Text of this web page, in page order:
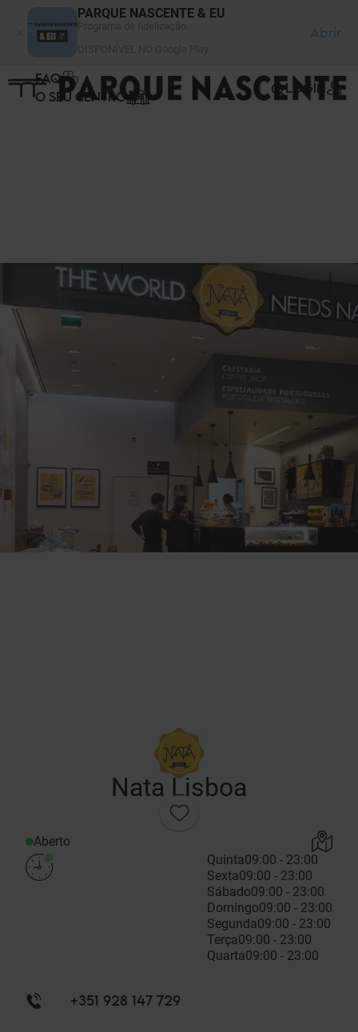
PARQUE NASCENTE & EU
Abrir
FAQ
O SEU CENTRO
LOGIN
Nata Lisboa
Aberto
Quinta09:00 - 23:00
Sexta09:00 - 23:00
Sábado09:00 - 23:00
Domingo09:00 - 23:00
Segunda09:00 - 23:00
Terça09:00 - 23:00
Quarta09:00 - 23:00
+351 928 147 729
Painel de Gerenciamento de Cookies